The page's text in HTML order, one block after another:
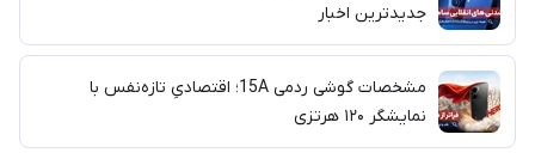
جدیدترین اخبار
مشخصات گوشی ردمی 15A؛ اقتصادیِ تازه‌نفس با
نمایشگر ۱۲۰ هرتزی